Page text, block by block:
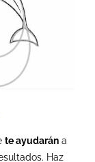
te ayudarán a
Haz